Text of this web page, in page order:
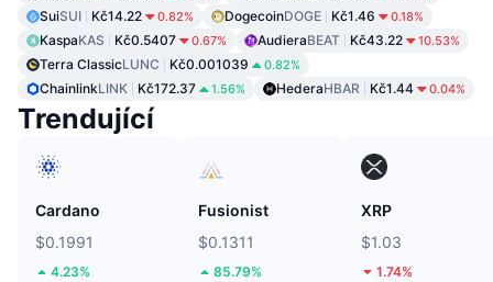
SuiSUI Kč14.22 0.82% DogecoinDOGE Kč1.46 0.18%
KaspaKAS Kč0.5407 0.67% AudieraBEAT Kč43.22 10.53%
Terra ClassicLUNC Kč0.001039 0.82%
ChainlinkLINK Kč172.37 1.56% HederaHBAR Kč1.44 0.04%
Trendující
Cardano
$0.1991
4.23%
Fusionist
$0.1311
85.79%
XRP
$1.03
1.74%